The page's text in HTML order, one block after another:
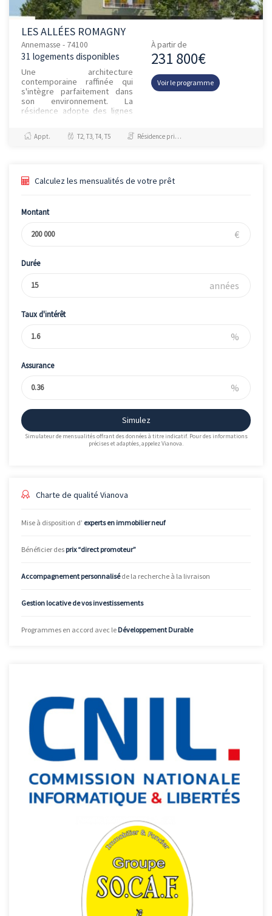
LES ALLÉES ROMAGNY
Annemasse - 74100
31 logements disponibles
Une architecture
contemporaine raffinée qui
s'intègre parfaitement dans
son environnement. La
résidence adopte des lignes
qualité et finitions soignées.
Composé...
À partir de
231 800€
Voir le programme
Appt. T2, T3, T4, T5 Résidence principale / PTZ
Calculez les mensualités de votre prêt
Montant
€
Durée
années
Taux d'intérêt
%
Assurance
%
Simulez
Simulateur de mensualités offrant des données à titre indicatif. Pour des informations
précises et adaptées, appelez Vianova.
Charte de qualité Vianova
Mise à disposition d’ experts en immobilier neuf
Bénéficier des prix “direct promoteur”
Accompagnement personnaliséde la recherche à la livraison
Gestion locative de vos investissements
Programmes en accord avec le Développement Durable